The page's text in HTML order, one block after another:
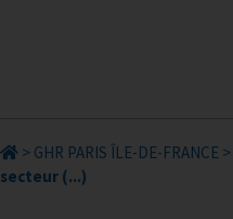
> GHR PARIS ÎLE-DE-FRANCE >
secteur (...)